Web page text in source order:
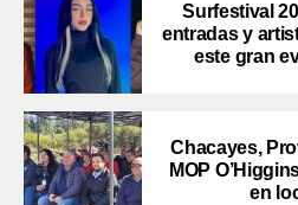
Surfestival
entradas y
este gran
Chacayes,
MOP
en